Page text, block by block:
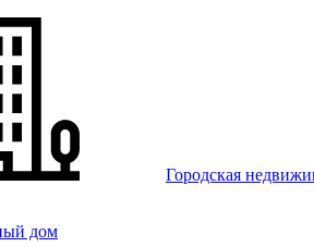
Городская
дом